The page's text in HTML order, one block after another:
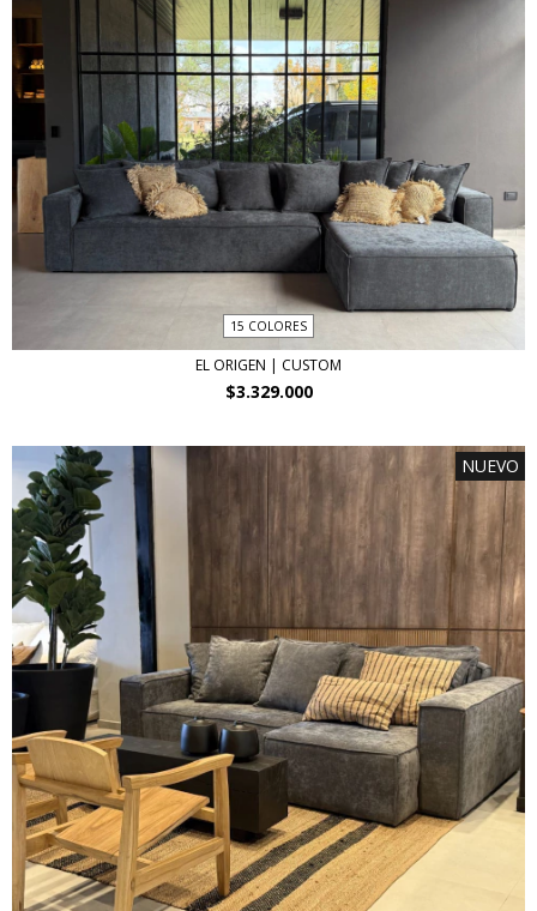
15 COLORES
EL ORIGEN | CUSTOM
$3.329.000
NUEVO